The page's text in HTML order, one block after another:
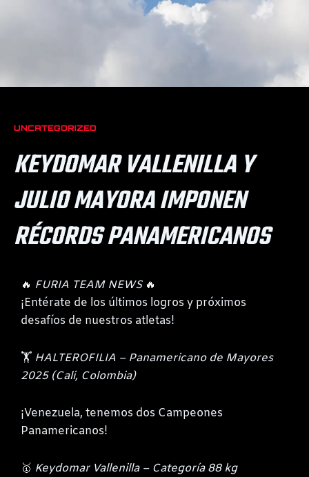
UNCATEGORIZED
KEYDOMAR VALLENILLA Y
JULIO MAYORA IMPONEN
RÉCORDS PANAMERICANOS
🔥 FURIA TEAM NEWS🔥
¡Entérate de los últimos logros y próximos
desafíos de nuestros atletas!
🏋️ HALTEROFILIA – Panamericano de Mayores
2025 (Cali, Colombia)
¡Venezuela, tenemos dos Campeones
Panamericanos!
🥇 Keydomar Vallenilla – Categoría 88 kg